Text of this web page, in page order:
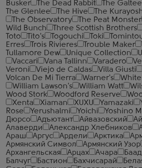
Busker
The Dead Rabbit
The
The Glenlee
The Hive The
The Observatory
The Peat Monster
Wild Bunch
Three Scottish Brothers
Toto
Tito's Togouchi Toki
Erres
Trois Rivieres Trouble Maker
Tullamore Dew
Unique Collection
Vaccari
Vana Tallinn Varadero
Veroni
Viejo de Caldas Villa Giusti
Volcan De Mi Tierra
Warner's
William Lawson's
William Watt
Wood Stork
Woodford Reserve
Xenta
Xiaman XUXU Yamazaki
Rose
Yerushalmi Yoichi Yoshino
Дюрсо
Адъютант Айвазовский
Алаверди
Александр Хлебников
Араш
Аргус Ардели Арктика
Армянский Символ
Армянский Узор
Архангельская
Арцах Ачара
Балчуг
Бастион Бахчисарай